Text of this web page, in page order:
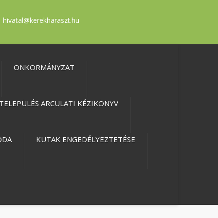
hivatal@kerekharaszt.hu
ÖNKORMÁNYZAT
ARCULATI KÉZIKÖNYV
KUTAK ENGEDÉLYEZTETÉSE